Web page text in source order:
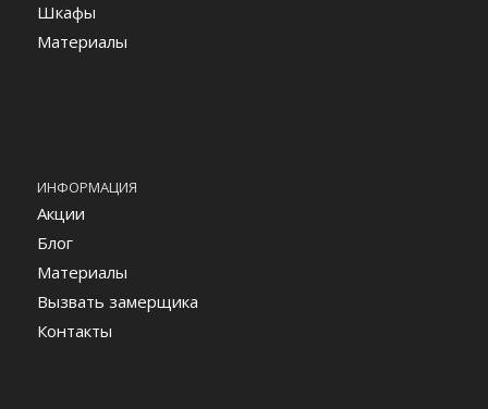
Шкафы
Материалы
ИНФОРМАЦИЯ
Акции
Блог
Материалы
Вызвать замерщика
Контакты